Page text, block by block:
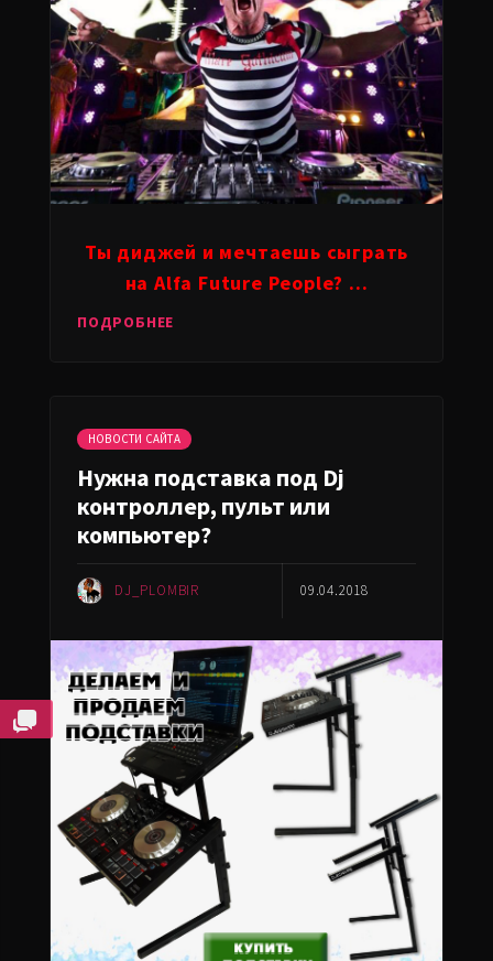
Ты диджей и мечтаешь сыграть
на Alfa Future People? ...
ПОДРОБНЕЕ
НОВОСТИ САЙТА
Нужна подставка под Dj
контроллер, пульт или
компьютер?
DJ_PLOMBIR 09.04.2018